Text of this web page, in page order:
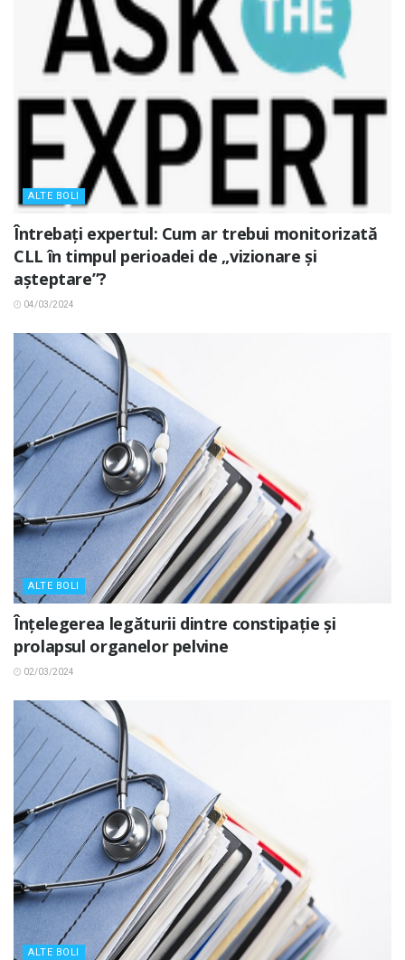
ALTE BOLI
Întrebați expertul: Cum ar trebui monitorizată
CLL în timpul perioadei de „vizionare și
așteptare”?
04/03/2024
ALTE BOLI
Înțelegerea legăturii dintre constipație și
prolapsul organelor pelvine
02/03/2024
ALTE BOLI